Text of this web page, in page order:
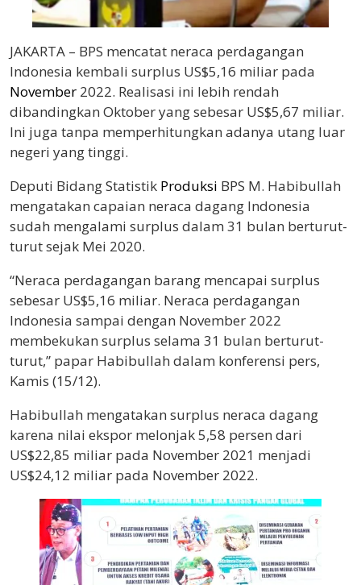
JAKARTA – BPS mencatat neraca perdagangan
Indonesia kembali surplus US$5,16 miliar pada
November 2022. Realisasi ini lebih rendah
dibandingkan Oktober yang sebesar US$5,67 miliar.
Ini juga tanpa memperhitungkan adanya utang luar
negeri yang tinggi.
Deputi Bidang Statistik Produksi BPS M. Habibullah
mengatakan capaian neraca dagang Indonesia
sudah mengalami surplus dalam 31 bulan berturut-
turut sejak Mei 2020.
“Neraca perdagangan barang mencapai surplus
sebesar US$5,16 miliar. Neraca perdagangan
Indonesia sampai dengan November 2022
membekukan surplus selama 31 bulan berturut-
turut,” papar Habibullah dalam konferensi pers,
Kamis (15/12).
Habibullah mengatakan surplus neraca dagang
karena nilai ekspor melonjak 5,58 persen dari
US$22,85 miliar pada November 2021 menjadi
US$24,12 miliar pada November 2022.